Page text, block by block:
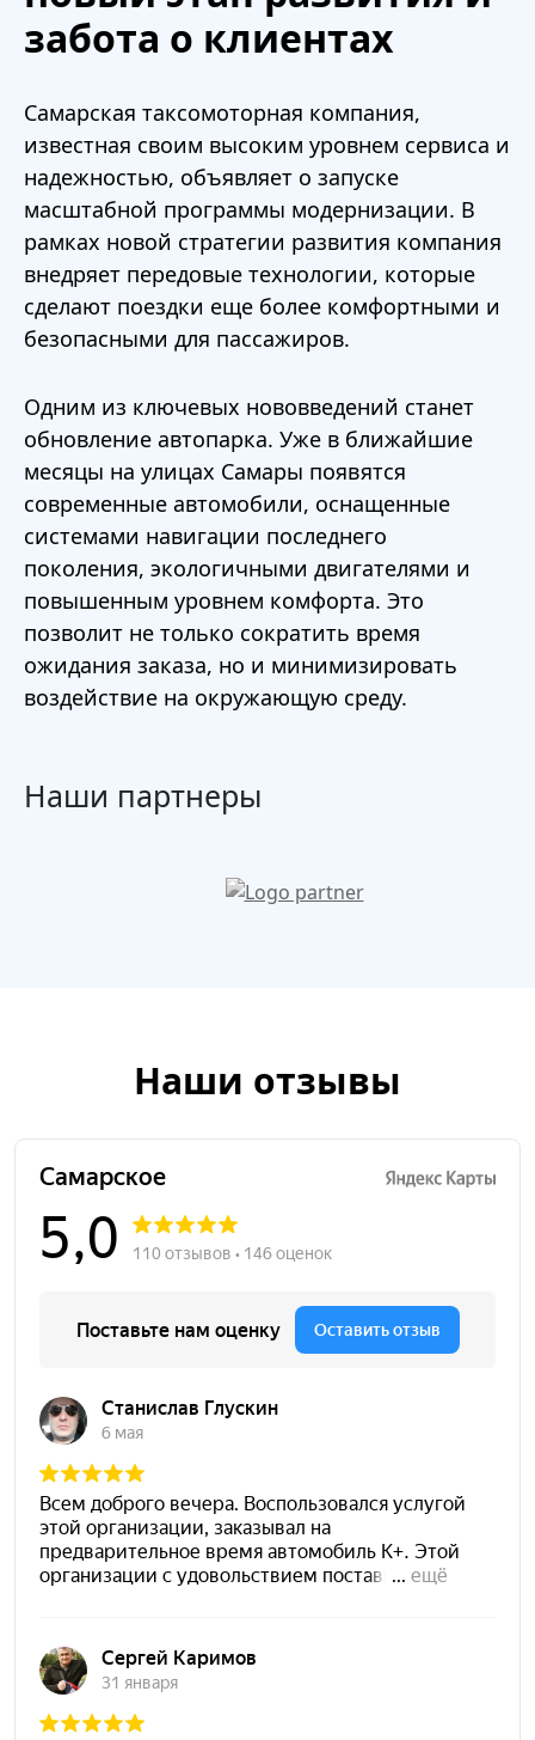
забота о клиентах
Самарская таксомоторная компания,
известная своим высоким уровнем сервиса и
надежностью, объявляет о запуске
масштабной программы модернизации. В
рамках новой стратегии развития компания
внедряет передовые технологии, которые
сделают поездки еще более комфортными и
безопасными для пассажиров.
Одним из ключевых нововведений станет
обновление автопарка. Уже в ближайшие
месяцы на улицах Самары появятся
современные автомобили, оснащенные
системами навигации последнего
поколения, экологичными двигателями и
повышенным уровнем комфорта. Это
позволит не только сократить время
ожидания заказа, но и минимизировать
воздействие на окружающую среду.
Наши партнеры
Наши отзывы